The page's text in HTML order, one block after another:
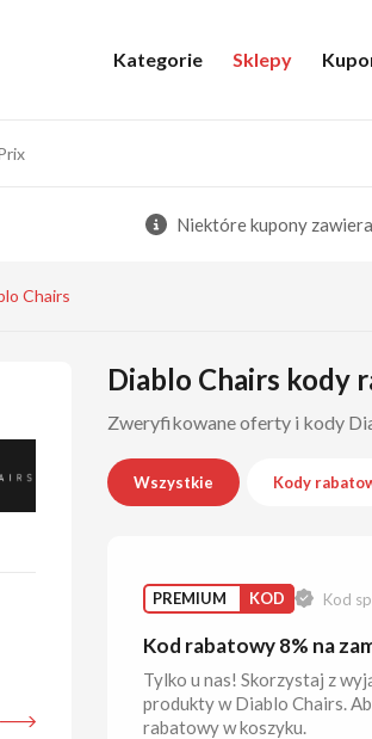
Kategorie Sklepy
Niektóre kupony
Chairs
Diablo Chairs kody
Zweryfikowane oferty i kody
Wszystkie Kody
PREMIUM KOD Kod
Kod rabatowy 8% na
Tylko u nas! Skorzystaj z
produkty w Diablo Chairs.
rabatowy w koszyku.